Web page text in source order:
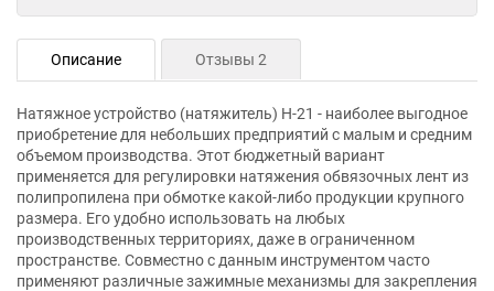
Описание Отзывы 2
Натяжное устройство (натяжитель) Н-21 - наиболее выгодное
приобретение для небольших предприятий с малым и средним
объемом производства. Этот бюджетный вариант
применяется для регулировки натяжения обвязочных лент из
полипропилена при обмотке какой-либо продукции крупного
размера. Его удобно использовать на любых
производственных территориях, даже в ограниченном
пространстве. Совместно с данным инструментом часто
применяют различные зажимные механизмы для закрепления